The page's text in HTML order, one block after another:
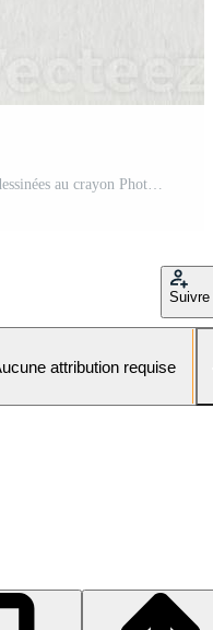
différents types d'icônes et de lignes dessinées au crayon Photo Pro
Suivre
attribution requise